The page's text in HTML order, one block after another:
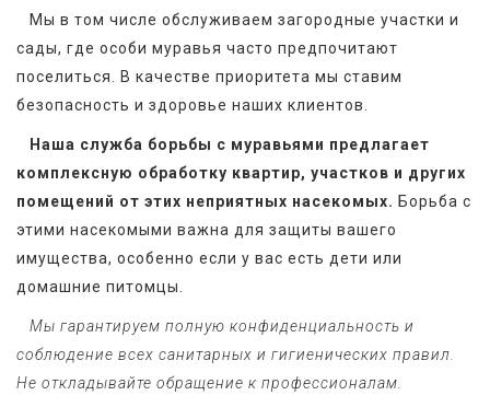
Мы в том числе обслуживаем загородные участки и
сады, где особи муравья часто предпочитают
поселиться. В качестве приоритета мы ставим
безопасность и здоровье наших клиентов.
Наша служба борьбы с муравьями предлагает
комплексную обработку квартир, участков и других
помещений от этих неприятных насекомых. Борьба с
этими насекомыми важна для защиты вашего
имущества, особенно если у вас есть дети или
домашние питомцы.
Мы гарантируем полную конфиденциальность и
соблюдение всех санитарных и гигиенических правил.
Не откладывайте обращение к профессионалам.